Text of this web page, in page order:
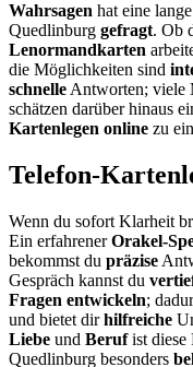
Wahrsagen hat eine
Quedlinburg gefragt. Ob
Lenormandkarten
die Möglichkeiten sind
schnelle Antworten; viele
schätzen darüber hinaus
Kartenlegen online zu
Telefon-
Wenn du sofort Klarheit
Ein erfahrenerOrakel-
bekommst du präzise
Gespräch kannst du
Fragen entwickeln;
und bietet dirhilfreiche
Liebe und Berufist diese
Quedlinburg besonders